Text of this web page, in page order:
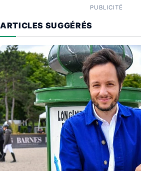
PUBLICITÉ
ARTICLES SUGGÉRÉS